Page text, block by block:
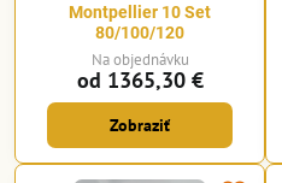
Montpellier 10 Set
80/100/120
Na objednávku
od 1365,30 €
Zobraziť